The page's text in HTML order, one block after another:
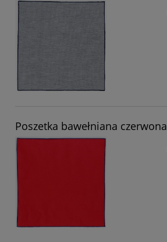
Poszetka bawełniana czerwona